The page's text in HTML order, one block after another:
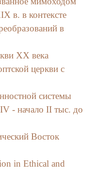
в. в контексте
в
XX века
церкви с
системы
- начало II тыс. до
Восток
in Ethical and